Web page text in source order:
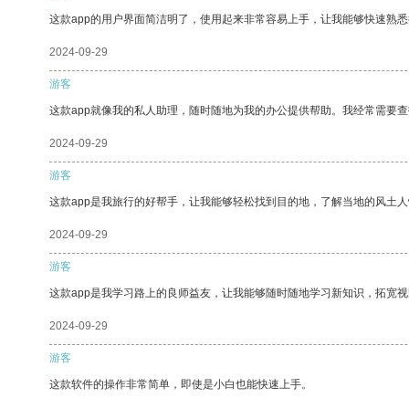
这款app的用户界面简洁明了，使用起来非常容易上手，让我能够快速熟悉
2024-09-29
游客
这款app就像我的私人助理，随时随地为我的办公提供帮助。我经常需要
2024-09-29
游客
这款app是我旅行的好帮手，让我能够轻松找到目的地，了解当地的风土人
2024-09-29
游客
这款app是我学习路上的良师益友，让我能够随时随地学习新知识，拓宽视
2024-09-29
游客
这款软件的操作非常简单，即使是小白也能快速上手。